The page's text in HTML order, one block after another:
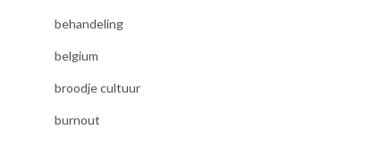
behandeling
belgium
broodje cultuur
burnout